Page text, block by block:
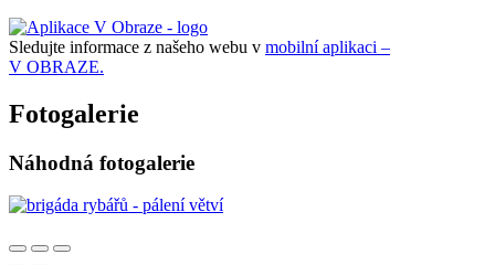
Sledujte informace z našeho webu v mobilní aplikaci –
V OBRAZE.
Fotogalerie
Náhodná fotogalerie